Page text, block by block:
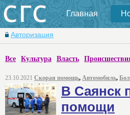
Главная
Авторизация
Все Культура Власть
23.10.2021 Скорая помощь, Автомобиль,
В Саянск
помощи